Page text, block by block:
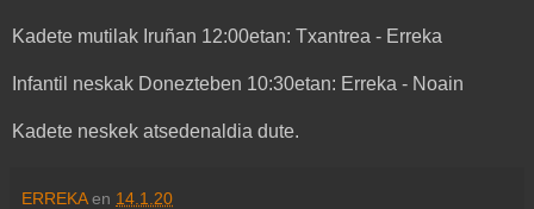
Kadete mutilak Iruñan 12:00etan: Txantrea - Erreka
Infantil neskak Donezteben 10:30etan: Erreka - Noain
Kadete neskek atsedenaldia dute.
ERREKA en 14.1.20